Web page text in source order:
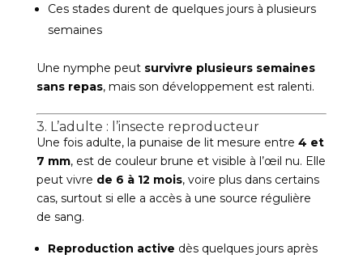
Ces stades durent de quelques jours à plusieurs
semaines
Une nymphe peut survivre plusieurs semaines
sans repas, mais son développement est ralenti.
3. L’adulte : l’insecte reproducteur
Une fois adulte, la punaise de lit mesure entre 4 et
7 mm, est de couleur brune et visible à l’œil nu. Elle
peut vivre de 6 à 12 mois, voire plus dans certains
cas, surtout si elle a accès à une source régulière
de sang.
Reproduction active dès quelques jours après